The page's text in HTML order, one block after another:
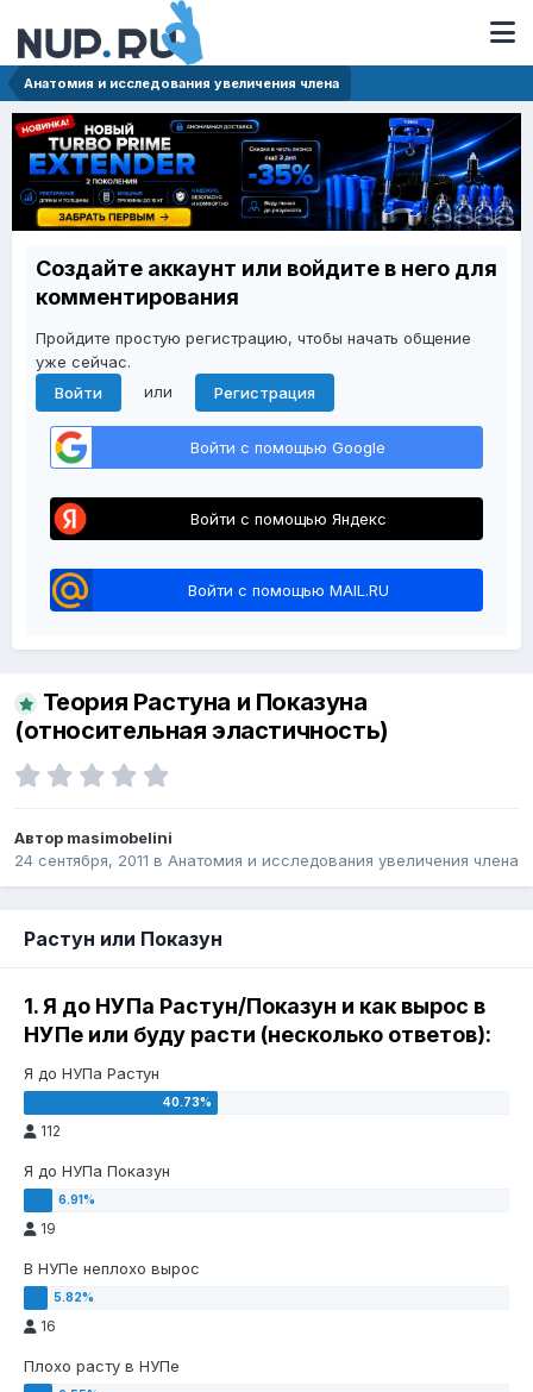
Анатомия и исследования увеличения члена
Создайте аккаунт или войдите в него для
комментирования
Пройдите простую регистрацию, чтобы начать общение
уже сейчас.
Войти
или Регистрация
Войти с помощью Google
Войти с помощью Яндекс
Войти с помощью MAIL.RU
Теория Растуна и Показуна
(относительная эластичность)
Автор masimobelini
24 сентября, 2011 в Анатомия и исследования увеличения члена
Растун или Показун
1. Я до НУПа Растун/Показун и как вырос в
НУПе или буду расти (несколько ответов):
Я до НУПа Растун
112
Я до НУПа Показун
19
В НУПе неплохо вырос
16
Плохо расту в НУПе